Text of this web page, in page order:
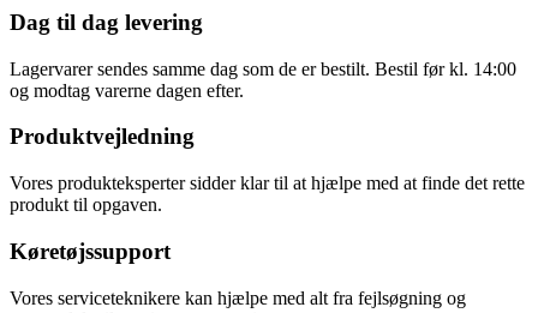
Dag til dag levering
Lagervarer sendes samme dag som de er bestilt. Bestil før kl. 14:00
og modtag varerne dagen efter.
Produktvejledning
Vores produkteksperter sidder klar til at hjælpe med at finde det rette
produkt til opgaven.
Køretøjssupport
Vores serviceteknikere kan hjælpe med alt fra fejlsøgning og